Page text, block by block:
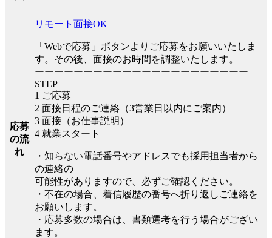
応募
の流
れ
リモート面接OK
「Webで応募」ボタンよりご応募をお願いいたしま
す。その後、面接のお時間を調整いたします。
ーーーーーーーーーーーーーーーーーーーーーー
STEP
1 ご応募
2 面接日程のご連絡（3営業日以内にご案内）
3 面接（お仕事説明）
4 就業スタート
・知らない電話番号やアドレスでも採用担当者から
の連絡の
可能性がありますので、必ずご確認ください。
・不在の場合、着信履歴の番号へ折り返しご連絡を
お願いします。
・応募多数の場合は、書類選考を行う場合がござい
ます。